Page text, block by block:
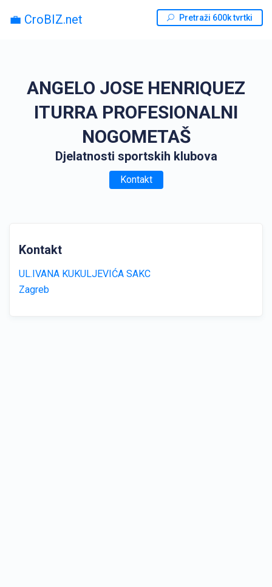
💼 CroBIZ.net Pretraži 600k tvrtki
ANGELO JOSE HENRIQUEZ
ITURRA PROFESIONALNI
NOGOMETAŠ
Djelatnosti sportskih klubova
Kontakt
Kontakt
UL.IVANA KUKULJEVIĆA SAKC
Zagreb